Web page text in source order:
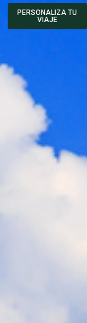
PERSONALIZA TU
VIAJE